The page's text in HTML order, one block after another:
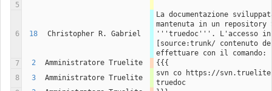
5
6 18 Christopher R. Gabriel
La documentazione
mantenuta in un repository
'''truedoc'''. L'accesso
[source:trunk/ contenuto
effettuare con il comando:
7
2 Amministratore Truelite
{{{
8
3 Amministratore Truelite
svn co https://
truedoc